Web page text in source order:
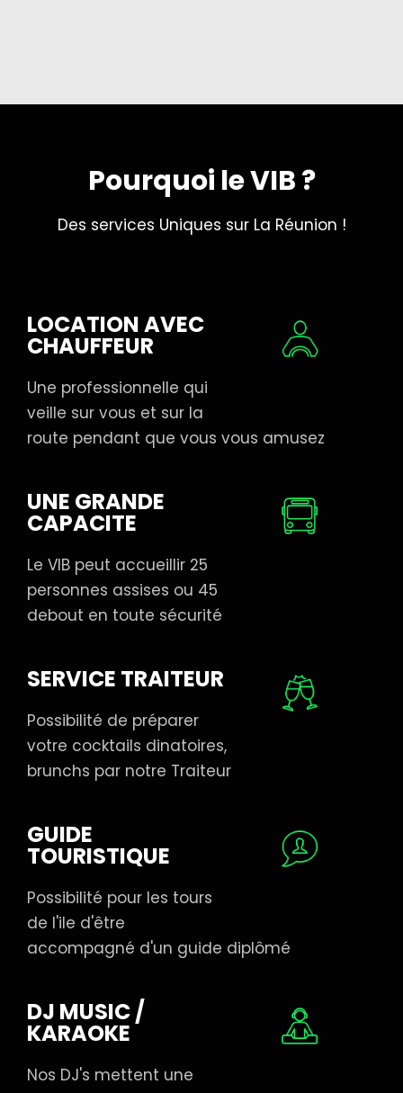
Pourquoi le VIB ?
Des services Uniques sur La Réunion !
LOCATION AVEC
CHAUFFEUR
Une professionnelle qui
veille sur vous et sur la
route pendant que vous vous amusez
UNE GRANDE
CAPACITE
Le VIB peut accueillir 25
personnes assises ou 45
debout en toute sécurité
SERVICE TRAITEUR
Possibilité de préparer
votre cocktails dinatoires,
brunchs par notre Traiteur
GUIDE
TOURISTIQUE
Possibilité pour les tours
de l'ile d'être
accompagné d'un guide diplômé
DJ MUSIC /
KARAOKE
Nos DJ's mettent une